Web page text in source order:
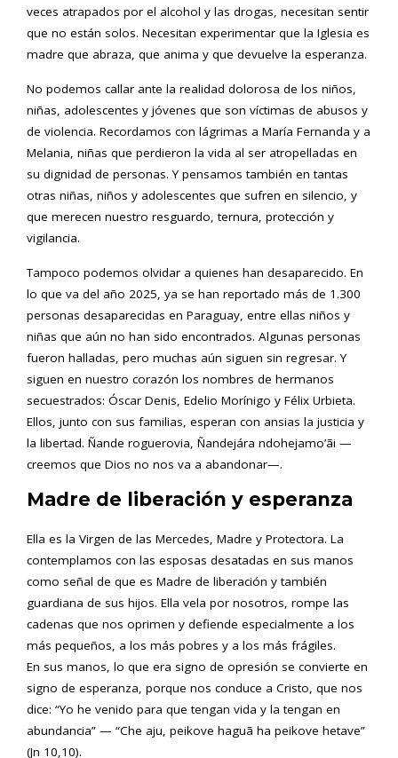
veces atrapados por el alcohol y las drogas, necesitan sentir
que no están solos. Necesitan experimentar que la Iglesia es
madre que abraza, que anima y que devuelve la esperanza.
No podemos callar ante la realidad dolorosa de los niños,
niñas, adolescentes y jóvenes que son víctimas de abusos y
de violencia. Recordamos con lágrimas a María Fernanda y a
Melania, niñas que perdieron la vida al ser atropelladas en
su dignidad de personas. Y pensamos también en tantas
otras niñas, niños y adolescentes que sufren en silencio, y
que merecen nuestro resguardo, ternura, protección y
vigilancia.
Tampoco podemos olvidar a quienes han desaparecido. En
lo que va del año 2025, ya se han reportado más de 1.300
personas desaparecidas en Paraguay, entre ellas niños y
niñas que aún no han sido encontrados. Algunas personas
fueron halladas, pero muchas aún siguen sin regresar. Y
siguen en nuestro corazón los nombres de hermanos
secuestrados: Óscar Denis, Edelio Morínigo y Félix Urbieta.
Ellos, junto con sus familias, esperan con ansias la justicia y
la libertad. Ñande roguerovia, Ñandejára ndohejamo’ãi —
creemos que Dios no nos va a abandonar—.
Madre de liberación y esperanza
Ella es la Virgen de las Mercedes, Madre y Protectora. La
contemplamos con las esposas desatadas en sus manos
como señal de que es Madre de liberación y también
guardiana de sus hijos. Ella vela por nosotros, rompe las
cadenas que nos oprimen y defiende especialmente a los
más pequeños, a los más pobres y a los más frágiles.
En sus manos, lo que era signo de opresión se convierte en
signo de esperanza, porque nos conduce a Cristo, que nos
dice: “Yo he venido para que tengan vida y la tengan en
abundancia” — “Che aju, peikove haguã ha peikove hetave”
(Jn 10,10).